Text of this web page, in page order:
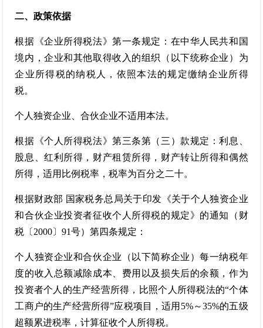
二、政策依据
根据《企业所得税法》第一条规定：在中华人民共和国
境内，企业和其他取得收入的组织（以下统称企业）为
企业所得税的纳税人，依照本法的规定缴纳企业所得
税。
个人独资企业、合伙企业不适用本法。
根据《个人所得税法》第三条第（三）款规定：利息、
股息、红利所得，财产租赁所得，财产转让所得和偶然
所得，适用比例税率，税率为百分之二十。
根据财政部 国家税务总局关于印发《关于个人独资企业
和合伙企业投资者征收个人所得税的规定》的通知（财
税〔2000〕91号）第四条规定：
个人独资企业和合伙企业（以下简称企业）每一纳税年
度的收入总额减除成本、费用以及损失后的余额，作为
投资者个人的生产经营所得，比照个人所得税法的“个体
工商户的生产经营所得”应税项目，适用5%～35%的五级
超额累进税率，计算征收个人所得税。